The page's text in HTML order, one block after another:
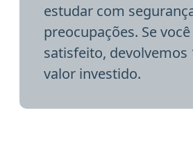
estudar com
preocupações. Se
satisfeito, devolvemos
valor investido.